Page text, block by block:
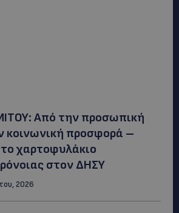
Από την προσωπική
κοινωνική προσφορά –
χαρτοφυλάκιο
στον ΔΗΣΥ
2026